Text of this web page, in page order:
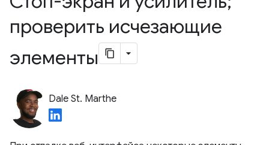
проверить исчезающие
элементы
Dale St. Marthe